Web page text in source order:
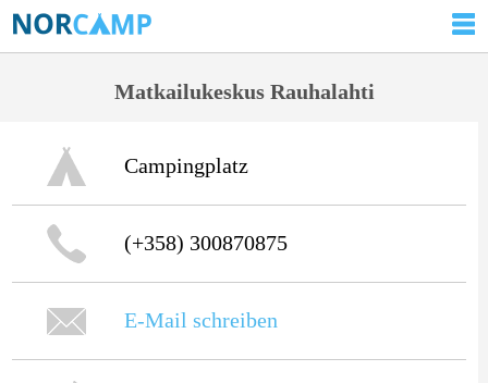
Matkailukeskus Rauhalahti
Campingplatz
(+358) 300870875
E-Mail schreiben